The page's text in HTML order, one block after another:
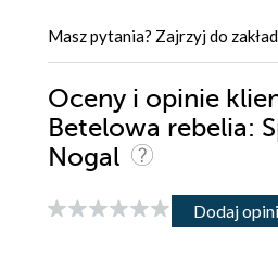
Masz pytania? Zajrzyj do
Oceny i opinie
Betelowa rebelia:
Nogal
Dodaj